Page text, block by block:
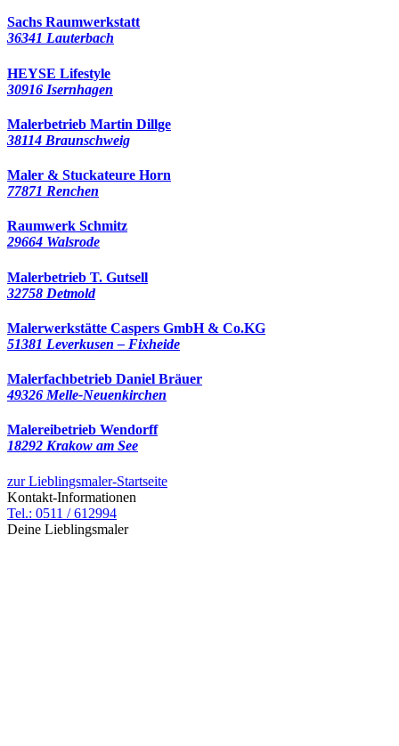
Sachs Raumwerkstatt
36341 Lauterbach
HEYSE Lifestyle
30916 Isernhagen
Malerbetrieb Martin Dillge
38114 Braunschweig
Maler & Stuckateure Horn
77871 Renchen
Raumwerk Schmitz
29664 Walsrode
Malerbetrieb T. Gutsell
32758 Detmold
Malerwerkstätte Caspers GmbH & Co.KG
51381 Leverkusen – Fixheide
Malerfachbetrieb Daniel Bräuer
49326 Melle-Neuenkirchen
Malereibetrieb Wendorff
18292 Krakow am See
zur Lieblingsmaler-Startseite
Kontakt-Informationen
Tel.: 0511 / 612994
Deine Lieblingsmaler